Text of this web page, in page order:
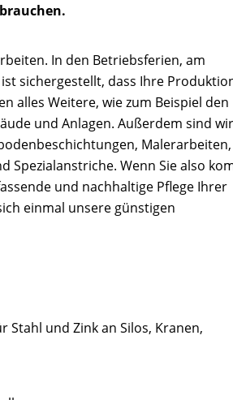
In den Betriebsferien, am
sichergestellt, dass Ihre
alles Weitere, wie zum Beispiel den
und Anlagen. Außerdem sind wir
Malerarbeiten,
Spezialanstriche. Wenn Sie also
und nachhaltige Pflege Ihrer
einmal unsere günstigen
und Zink an Silos, Kranen,